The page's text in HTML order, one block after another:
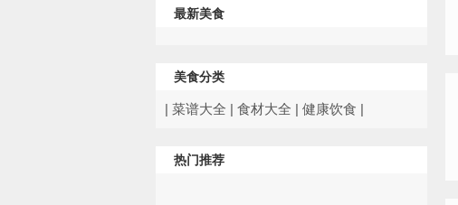
最新美食
美食分类
| 菜谱大全 | 食材大全 | 健康饮食 |
热门推荐